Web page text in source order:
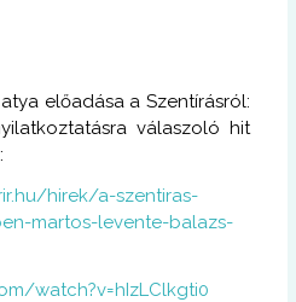
előadása a Szentírásról:
válaszoló hit
hirek/a-szentiras-
martos-levente-balazs-
watch?v=hIzLClkgti0